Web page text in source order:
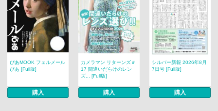
ぴあMOOK フェルメール
ぴあ [Full版]
購入
カメラマン リターンズ＃
17 間違いだらけのレン
ズ... [Full版]
購入
シルバー新報 2026年8月
7日号 [Full版]
購入